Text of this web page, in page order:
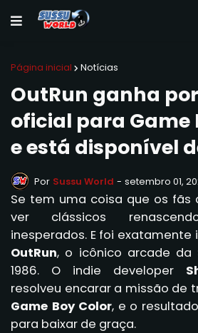
Página inicial Notícias
OutRun ganha
oficial para Game
e está disponível
Por Sussu World - setembro 01,
Se tem uma coisa que os fãs
ver clássicos
inesperados. E foi exatamente
OutRun, o icônico arcade da
1986. O indie developer
resolveu encarar a missão de
Game Boy Color, e o
para baixar de graça.